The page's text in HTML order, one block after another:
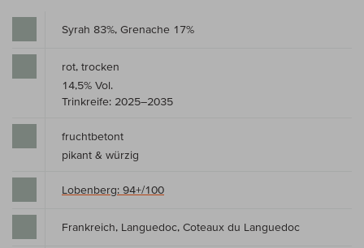
Syrah 83%, Grenache 17%
rot, trocken
14,5% Vol.
Trinkreife: 2025–2035
fruchtbetont
pikant & würzig
Lobenberg: 94+/100
Frankreich, Languedoc, Coteaux du Languedoc